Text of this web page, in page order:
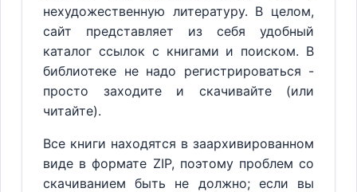
нехудожественную литературу. В целом,
сайт представляет из себя удобный
каталог ссылок с книгами и поиском. В
библиотеке не надо регистрироваться -
просто заходите и скачивайте (или
читайте).
Все книги находятся в заархивированном
виде в формате ZIP, поэтому проблем со
скачиванием быть не должно; если вы